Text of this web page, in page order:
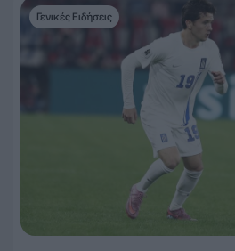
Γενικές Ειδήσεις